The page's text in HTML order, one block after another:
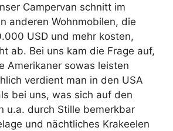
Campervan schnitt im
anderen Wohnmobilen, die
USD und mehr kosten,
ab. Bei uns kam die Frage auf,
Amerikaner sowas leisten
verdient man in den USA
bei uns, was sich auf den
u.a. durch Stille bemerkbar
und nächtliches Krakeelen